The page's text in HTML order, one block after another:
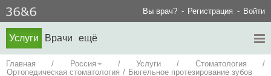
Вы врач? Регистрация Войти
Услуги Врачи ещё
Главная / Россия / Услуги / Стоматология
/
Ортопедическая стоматология / Бюгельное протезирование зубов